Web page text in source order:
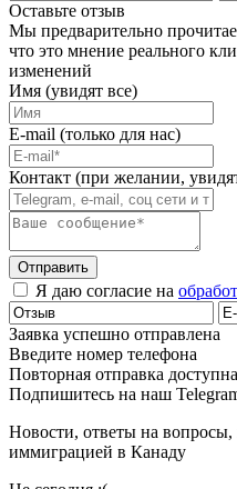
Оставьте отзыв
Мы предварительно
что это мнение реального
изменений
Имя (увидят все)
E-mail (только для нас)
Контакт (при желании,
Отправить
Я даю согласие на
Заявка успешно отправлена
Введите номер телефона
Повторная отправка
Подпишитесь на наш
Новости, ответы на
иммиграцией в Канаду